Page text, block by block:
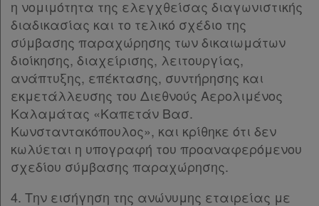
Ατομική
συνδρομή
Ομαδικά
πακέτα
Παροχές
σε
η νομιμότητα της ελεγχθείσας διαγωνιστικής
διαδικασίας και το τελικό σχέδιο της
σύμβασης παραχώρησης των δικαιωμάτων
διοίκησης, διαχείρισης, λειτουργίας,
ανάπτυξης, επέκτασης, συντήρησης και
εκμετάλλευσης του Διεθνούς Αερολιμένος
Καλαμάτας «Καπετάν Βασ.
Κωνσταντακόπουλος», και κρίθηκε ότι δεν
κωλύεται η υπογραφή του προαναφερόμενου
σχεδίου σύμβασης παραχώρησης.
4. Την εισήγηση της ανώνυμης εταιρείας με